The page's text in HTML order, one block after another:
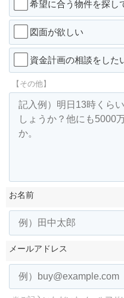
希望に合う物件を探し
図面が欲しい
資金計画の相談をした
【その他】
お名前
メールアドレス